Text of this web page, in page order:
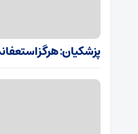
پزشکیان: هرگز استعفا